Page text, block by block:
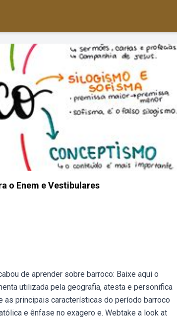
o Enem e Vestibulares
de aprender sobre barroco: Baixe aqui o
utilizada pela geografia, atesta e personifica
as principais características do período barroco
e ênfase no exagero e. Webtake a look at